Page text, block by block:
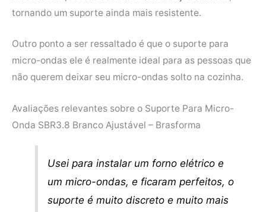
tornando um suporte ainda mais resistente.
Outro ponto a ser ressaltado é que o suporte para
micro-ondas ele é realmente ideal para as pessoas que
não querem deixar seu micro-ondas solto na cozinha.
Avaliações relevantes sobre o Suporte Para Micro-
Onda SBR3.8 Branco Ajustável – Brasforma
Usei para instalar um forno elétrico e
um micro-ondas, e ficaram perfeitos, o
suporte é muito discreto e muito mais